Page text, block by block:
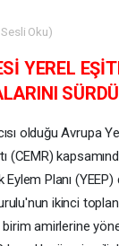
Oku)
YEREL
olduğu Avrupa
(CEMR)
Planı
ikinci
birim amirlerine